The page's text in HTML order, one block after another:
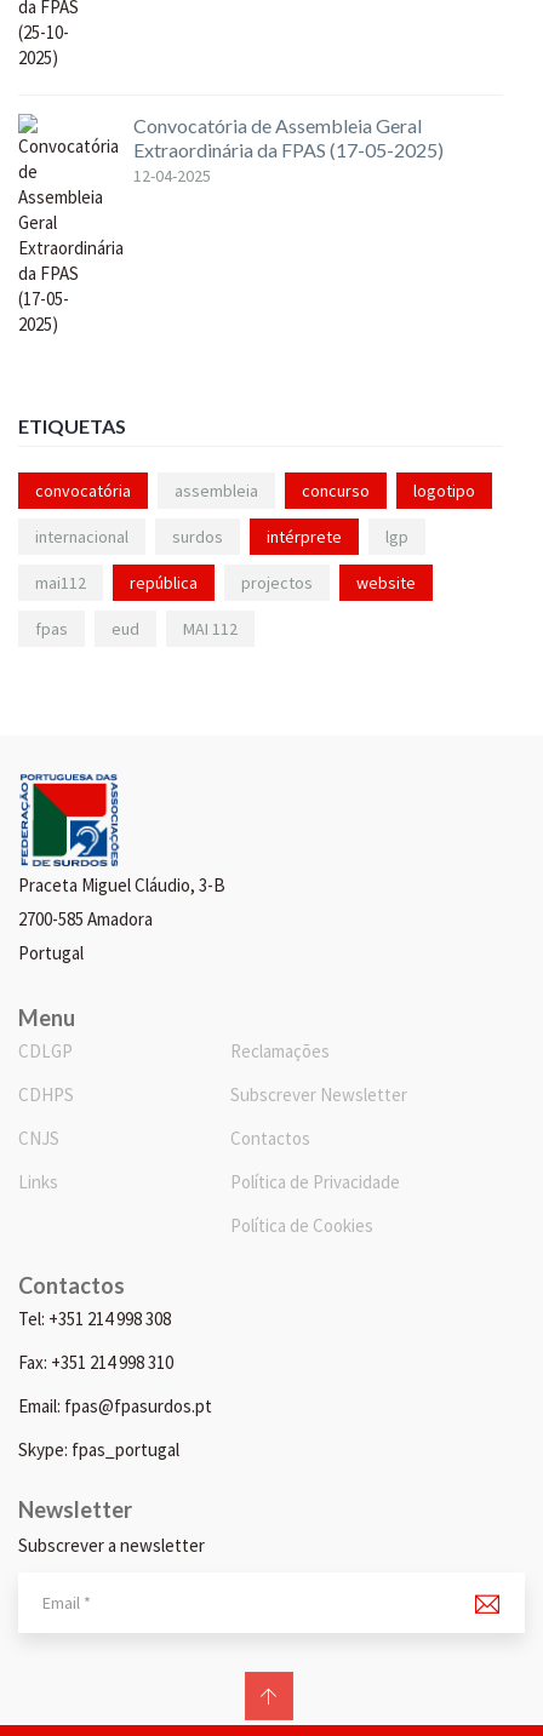
Convocatória de Assembleia Geral
Extraordinária da FPAS (17-05-2025)
12-04-2025
ETIQUETAS
convocatória assembleia concurso logotipo
internacional surdos intérprete lgp
mai112 república projectos website
fpas eud MAI 112
Praceta Miguel Cláudio, 3-B
2700-585 Amadora
Portugal
Menu
CDLGP
CDHPS
CNJS
Links
Reclamações
Subscrever Newsletter
Contactos
Política de Privacidade
Política de Cookies
Contactos
Tel: +351 214 998 308
Fax: +351 214 998 310
Email: fpas@fpasurdos.pt
Skype: fpas_portugal
Newsletter
Subscrever a newsletter